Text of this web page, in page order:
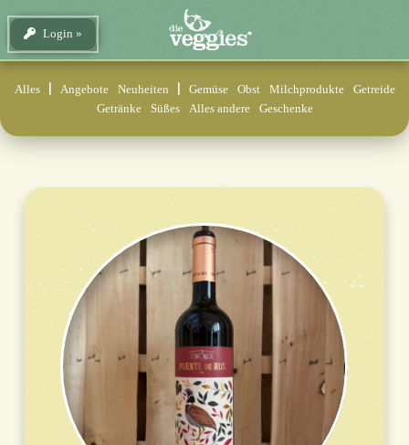
Login
Alles Angebote Neuheiten Gemüse Obst Milchprodukte
Getreide
Getränke
Süßes Alles andere Geschenke